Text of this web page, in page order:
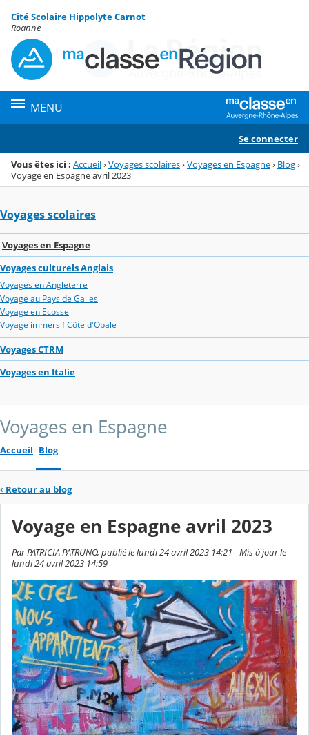
Menu de la rubrique
Contenu
Cité Scolaire Hippolyte Carnot
Roanne
MENU
Se connecter
Vous êtes ici : Accueil›Voyages scolaires›Voyages en Espagne› Blog›
Voyage en Espagne avril 2023
Voyages scolaires
Voyages en Espagne
Voyages culturels Anglais
Voyages en Angleterre
Voyage au Pays de Galles
Voyage en Ecosse
Voyage immersif Côte d'Opale
Voyages CTRM
Voyages en Italie
Voyages en Espagne
Accueil Blog
‹ Retour au blog
Voyage en Espagne avril 2023
Par PATRICIA PATRUNO, publié le lundi 24 avril 2023 14:21 - Mis à jour le
lundi 24 avril 2023 14:59